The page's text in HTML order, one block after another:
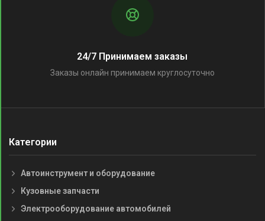
24/7 Принимаем заказы
Заказы онлайн принимаем круглосуточно
Категории
Автоинструмент и оборудование
Кузовные запчасти
Электрооборудование автомобилей